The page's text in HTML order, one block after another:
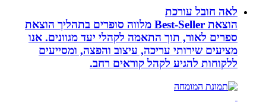
לאה חובל עורכת
הוצאת Best-Seller מלווה סופרים בתהליך הוצאת
ספרים לאור, תוך התאמה לקהלי יעד מגוונים. אנו
מציעים שירותי עריכה, עיצוב והפצה, ומסייעים
ללקוחות להגיע לקהל קוראים רחב.